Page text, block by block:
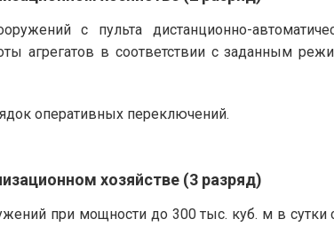
с пульта дистанционно-
агрегатов в соответствии с заданным
оперативных переключений.
хозяйстве (3 разряд)
при мощности до 300 тыс. куб. м в сутки